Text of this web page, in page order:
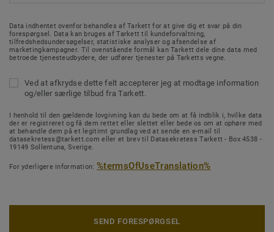
Data indhentet ovenfor behandles af Tarkett for at give dig et svar på din
forespørgsel. Data kan bruges af Tarkett til kundeforvaltning,
tilfredshedsundersøgelser, statistiske analyser og afsendelse af
marketingkampagner. Til ovenstående formål kan Tarkett dele dine data med
betroede tjenesteudbydere, der udfører tjenester på Tarketts vegne.
Ved at afkrydse dette felt accepterer jeg at modtage information
og/eller særlige tilbud fra Tarkett.
I henhold til den gældende lovgivning kan du bede om at få indblik i, hvilke data
der er registreret og få dem rettet eller slettet eller bede os om at ophøre med
at behandle dem på et legitimt grundlag ved at sende en e-mail til
datasekretess@tarkett.com eller et brev til Datasekretess Tarkett - Box 4538 -
19149 Sollentuna, Sverige.
For yderligere information: %termsOfUseTranslation%
SEND FORESPØRGSEL